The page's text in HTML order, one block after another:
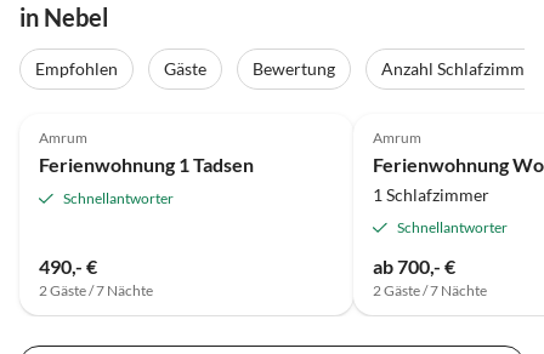
in Nebel
Empfohlen Gäste Bewertung
Anzahl Schlafzimmer
Amrum
Ferienwohnung 1 Tadsen
Schnellantworter
490,- €
2 Gäste / 7 Nächte
Amrum
Ferienwohnung
1 Schlafzimmer
Schnellantworter
ab 700,- €
2 Gäste / 7 Nächte